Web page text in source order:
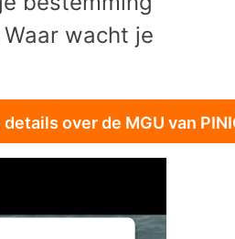
wacht je
over de MGU van